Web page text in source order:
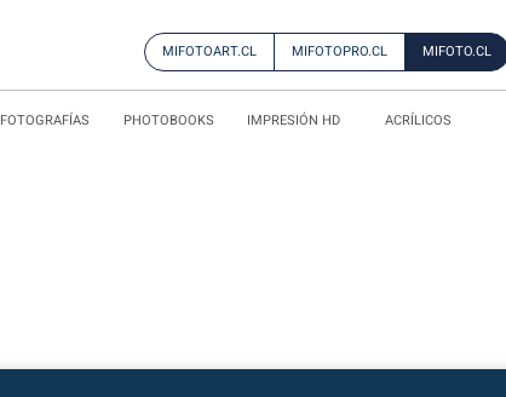
MIFOTOART.CL MIFOTOPRO.CL MIFOTO.CL
FOTOGRAFÍAS PHOTOBOOKS IMPRESIÓN HD ACRÍLICOS